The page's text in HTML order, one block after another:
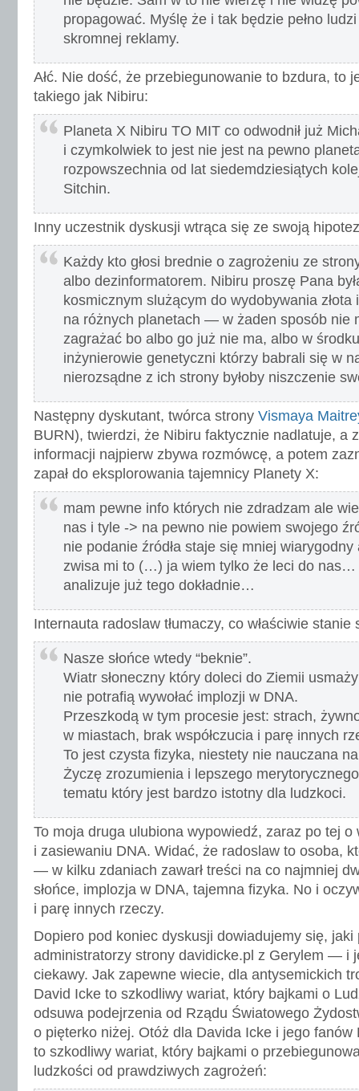
propagować. Myślę że i tak będzie pełno
skromnej reklamy.
Ałć. Nie dość, że przebiegunowanie to bzdura, to
takiego jak Nibiru:
Planeta X Nibiru TO MIT co odwodnił już
i czymkolwiek to jest nie jest na pewno
rozpowszechnia od lat siedemdziesiątych
Sitchin.
Inny uczestnik dyskusji wtrąca się ze swoją
Każdy kto głosi brednie o zagrożeniu ze
albo dezinformatorem. Nibiru proszę Pana
kosmicznym slużącym do wydobywania złota
na różnych planetach — w żaden sposób nie
zagrażać bo albo go już nie ma, albo w
inżynierowie genetyczni którzy babrali się w
nierozsądne z ich strony byłoby niszczenie
Następny dyskutant, twórca strony Vismaya
BURN), twierdzi, że Nibiru faktycznie nadlatuje, a
informacji najpierw zbywa rozmówcę, a potem
zapał do eksplorowania tajemnicy Planety X:
mam pewne info których nie zdradzam ale
nas i tyle -> na pewno nie powiem swojego
nie podanie źródła staje się mniej
zwisa mi to (…) ja wiem tylko że leci do nas…
analizuje już tego dokładnie…
Internauta radoslaw tłumaczy, co właściwie stanie
Nasze słońce wtedy “beknie”.
Wiatr słoneczny który doleci do Ziemii
nie potrafią wywołać implozji w DNA.
Przeszkodą w tym procesie jest: strach,
w miastach, brak współczucia i parę innych
To jest czysta fizyka, niestety nie nauczana
Życzę zrozumienia i lepszego
tematu który jest bardzo istotny dla ludzkoci.
To moja druga ulubiona wypowiedź, zaraz po tej o
i zasiewaniu DNA. Widać, że radoslaw to osoba,
— w kilku zdaniach zawarł treści na co najmniej
słońce, implozja w DNA, tajemna fizyka. No i
i parę innych rzeczy.
Dopiero pod koniec dyskusji dowiadujemy się, jaki
administratorzy strony davidicke.pl z Gerylem — i
ciekawy. Jak zapewne wiecie, dla antysemickich
David Icke to szkodliwy wariat, który bajkami o
odsuwa podejrzenia od Rządu Światowego
o pięterko niżej. Otóż dla Davida Icke i jego fanów
to szkodliwy wariat, który bajkami o
ludzkości od prawdziwych zagrożeń: